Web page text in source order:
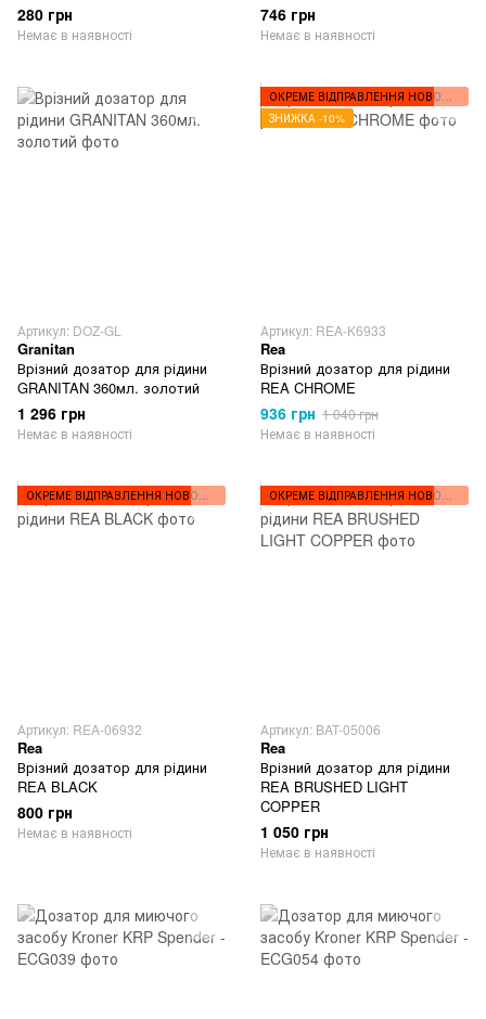
280 грн
Немає в наявності
746 грн
Немає в наявності
Артикул: DOZ-GL
Granitan
Врізний дозатор для рідини
GRANITAN 360мл. золотий
1 296 грн
Немає в наявності
ОКРЕМЕ ВІДПРАВЛЕННЯ НОВОЮ ПОШТОЮ
ЗНИЖКА -10%
Артикул: REA-K6933
Rea
Врізний дозатор для рідини
REA CHROME
936 грн 1 040 грн
Немає в наявності
ОКРЕМЕ ВІДПРАВЛЕННЯ НОВОЮ ПОШТОЮ
Артикул: REA-06932
Rea
Врізний дозатор для рідини
REA BLACK
800 грн
Немає в наявності
ОКРЕМЕ ВІДПРАВЛЕННЯ НОВОЮ ПОШТОЮ
Артикул: BAT-05006
Rea
Врізний дозатор для рідини
REA BRUSHED LIGHT
COPPER
1 050 грн
Немає в наявності